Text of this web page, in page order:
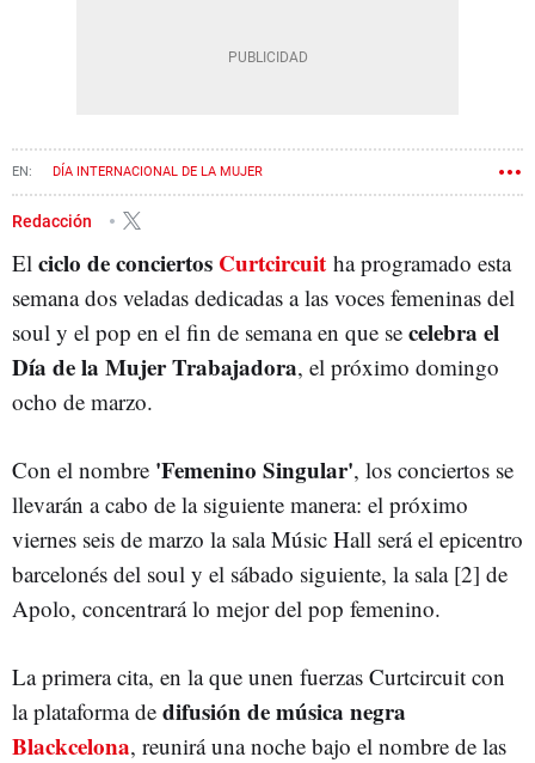
DÍA INTERNACIONAL DE LA MUJER
Redacción
El ciclo de conciertos Curtcircuit ha programado esta
semana dos veladas dedicadas a las voces femeninas del
soul y el pop en el fin de semana en que se celebra el
Día de la Mujer Trabajadora, el próximo domingo
ocho de marzo.
Con el nombre 'Femenino Singular', los conciertos se
llevarán a cabo de la siguiente manera: el próximo
viernes seis de marzo la sala Músic Hall será el epicentro
barcelonés del soul y el sábado siguiente, la sala [2] de
Apolo, concentrará lo mejor del pop femenino.
La primera cita, en la que unen fuerzas Curtcircuit con
la plataforma de difusión de música negra
Blackcelona, reunirá una noche bajo el nombre de las